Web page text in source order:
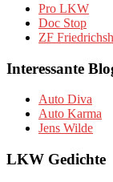
Pro LKW
Doc Stop
ZF
Interessante
Auto Diva
Auto Karma
Jens Wilde
LKW Gedichte